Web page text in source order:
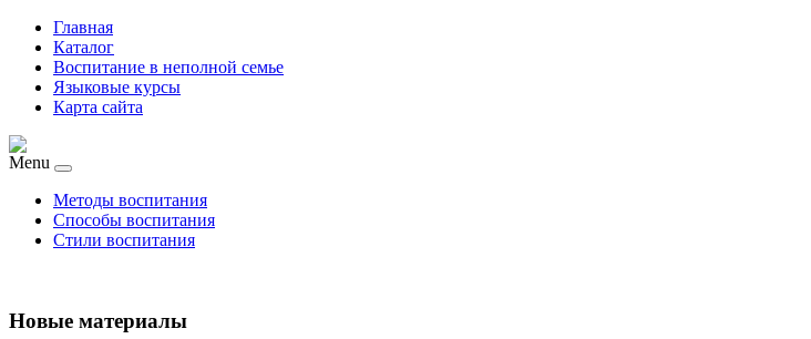
Главная
Каталог
Воспитание в неполной семье
Языковые курсы
Карта сайта
Menu
Методы воспитания
Способы воспитания
Стили воспитания
Новые материалы